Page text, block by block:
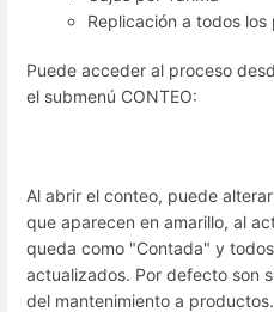
Replicación a todos
Puede acceder al proceso
el submenú CONTEO:
Al abrir el conteo, puede
que aparecen en amarillo, al
queda como "Contada" y
actualizados. Por defecto son
del mantenimiento a productos.